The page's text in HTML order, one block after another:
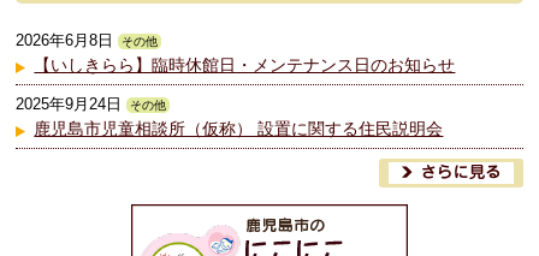
2026年6月8日 その他
【いしきらら】臨時休館日・メンテナンス日のお知らせ
2025年9月24日 その他
鹿児島市児童相談所（仮称） 設置に関する住民説明会